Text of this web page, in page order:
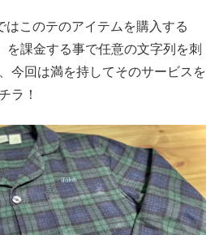
はこのテのアイテムを購入する
を課金する事で任意の文字列を刺
今回は満を持してそのサービスを
ラ！